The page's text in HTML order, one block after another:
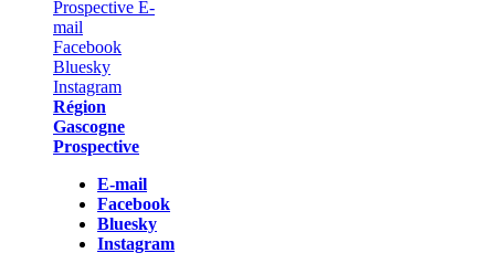
Région
Gascogne
Prospective
E-mail
Facebook
Bluesky
Instagram